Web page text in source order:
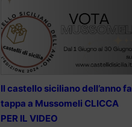
Il castello siciliano dell’anno fa
tappa a Mussomeli CLICCA
PER IL VIDEO